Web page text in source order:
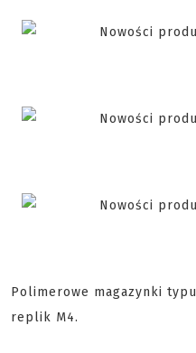
Polimerowe magazynki typu
replik M4.